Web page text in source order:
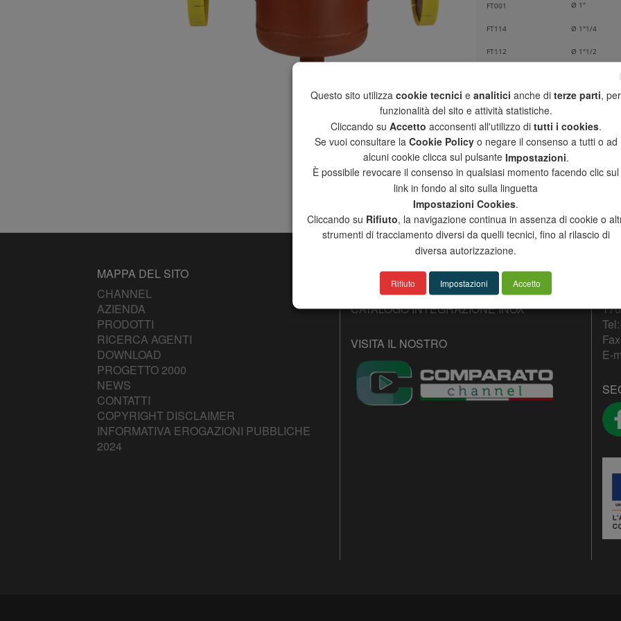
FT001 Ø 1"
FT114 Ø 1"1/4
FT112 Ø 1"1/2
Flangiati PN 10-16 /
Flanged PN 10-16
FT212 DN 65
FT003
FT004 DN 100
MAPPA DEL SITO
CHANNEL
AZIENDA
PRODOTTI
RICERCA AGENTI
DOWNLOAD
PROGETTO 2000
NEWS
CONTATTI
COPYRIGHT DISCLAIMER
INFORMATIVA EROGAZIONI PUBBLICHE
2024
CATALOGO PRODOTTI
CATALOGO GENERALE
CATALOGO INTEGRAZIONE INOX
VISITA IL NOSTRO
Tel:
E-
Questo sito utilizza cookie tecnici e analitici anche di terze parti, per
funzionalità del sito e attività statistiche.
Cliccando su Accetto acconsenti all'utilizzo di tutti i cookies.
Se vuoi consultare la Cookie Policyo negare il consenso a tutti o ad
alcuni cookie clicca sul pulsante Impostazioni
È possibile revocare il consenso in qualsiasi momento facendo clic sul
link in fondo al sito sulla linguetta
Impostazioni Cookies
Cliccando su Rifiuto , la navigazione continua in assenza di cookie o
strumenti di tracciamento diversi da quelli tecnici, fino al rilascio di
diversa autorizzazione.
Rifiuto Impostazioni Accetto